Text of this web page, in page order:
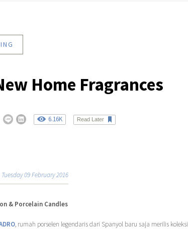
Home Fragrances
6.16K Read Later
Tuesday 09 February 2016
& Porcelain Candles
, rumah porselen legendaris dari Spanyol baru saja merilis koleksi